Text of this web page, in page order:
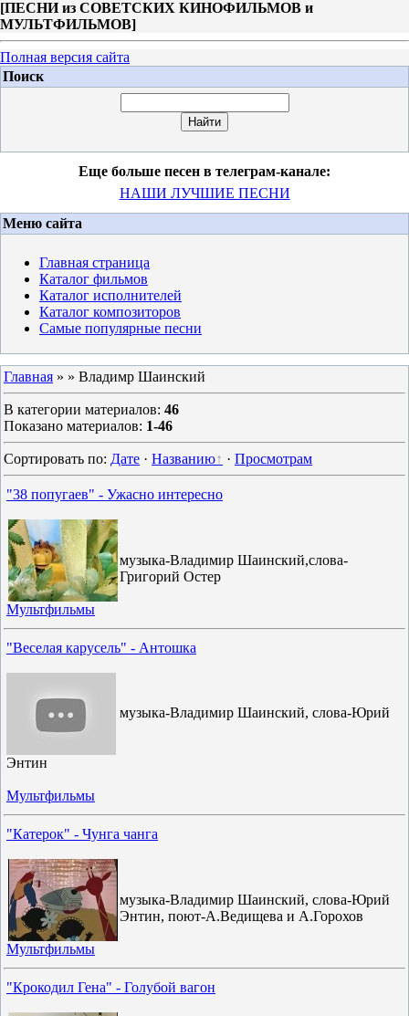
[ПЕСНИ из СОВЕТСКИХ КИНОФИЛЬМОВ и
МУЛЬТФИЛЬМОВ]
Полная версия сайта
Поиск
Еще больше песен в телеграм-канале:
НАШИ ЛУЧШИЕ ПЕСНИ
Меню сайта
Главная страница
Каталог фильмов
Каталог исполнителей
Каталог композиторов
Самые популярные песни
Главная » » Владимр Шаинский
В категории материалов: 46
Показано материалов: 1-46
Сортировать по: Дате · Названию · Просмотрам
"38 попугаев" - Ужасно интересно
музыка-Владимир Шаинский,слова-
Григорий Остер
Мультфильмы
"Веселая карусель" - Антошка
музыка-Владимир Шаинский, слова-Юрий
Энтин
Мультфильмы
"Катерок" - Чунга чанга
музыка-Владимир Шаинский, слова-Юрий
Энтин, поют-А.Ведищева и А.Горохов
Мультфильмы
"Крокодил Гена" - Голубой вагон